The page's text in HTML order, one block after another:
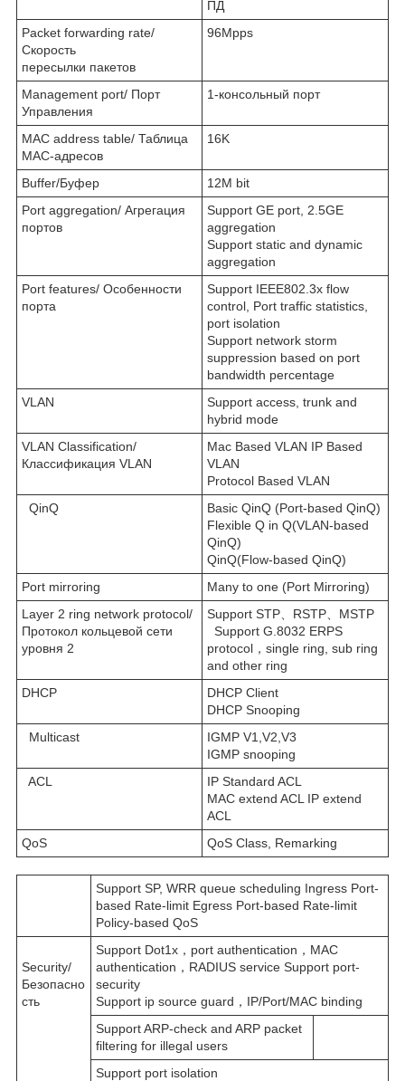
ПД
Packet forwarding rate/
Скорость
пересылки пакетов
96Mpps
Management port/ Порт
Управления
1-консольный порт
MAC address table/ Таблица
MAC-адресов
16K
Buffer/Буфер
12M bit
Port aggregation/ Агрегация
портов
Support GE port, 2.5GE
aggregation
Support static and dynamic
aggregation
Port features/ Особенности
порта
Support IEEE802.3x flow
control, Port traffic statistics,
port isolation
Support network storm
suppression based on port
bandwidth percentage
VLAN
Support access, trunk and
hybrid mode
VLAN Classification/
Классификация VLAN
Mac Based VLAN IP Based
VLAN
Protocol Based VLAN
QinQ
Basic QinQ (Port-based QinQ)
Flexible Q in Q(VLAN-based
QinQ)
QinQ(Flow-based QinQ)
Port mirroring
Many to one (Port Mirroring)
Layer 2 ring network protocol/
Протокол кольцевой сети
уровня 2
Support STP、RSTP、MSTP
Support G.8032 ERPS
protocol，single ring, sub ring
and other ring
DHCP
DHCP Client
DHCP Snooping
Multicast
IGMP V1,V2,V3
IGMP snooping
ACL
IP Standard ACL
MAC extend ACL IP extend
ACL
QoS
QoS Class, Remarking
Support SP, WRR queue scheduling Ingress Port-
based Rate-limit Egress Port-based Rate-limit
Policy-based QoS
Security/
Безопасно
сть
Support Dot1x，port authentication，MAC
authentication，RADIUS service Support port-
security
Support ip source guard，IP/Port/MAC binding
Support ARP-check and ARP packet
filtering for illegal users
Support port isolation